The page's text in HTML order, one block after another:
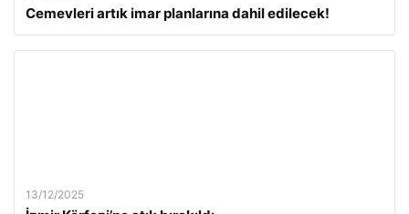
Cemevleri artık imar planlarına dahil edilecek!
13/12/2025